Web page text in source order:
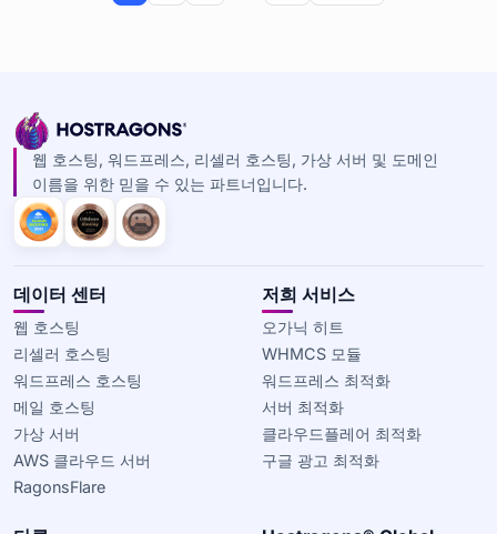
웹 호스팅, 워드프레스, 리셀러 호스팅, 가상 서버 및 도메인
이름을 위한 믿을 수 있는 파트너입니다.
데이터 센터
웹 호스팅
리셀러 호스팅
워드프레스 호스팅
메일 호스팅
가상 서버
AWS 클라우드 서버
RagonsFlare
저희 서비스
오가닉 히트
WHMCS 모듈
워드프레스 최적화
서버 최적화
클라우드플레어 최적화
구글 광고 최적화